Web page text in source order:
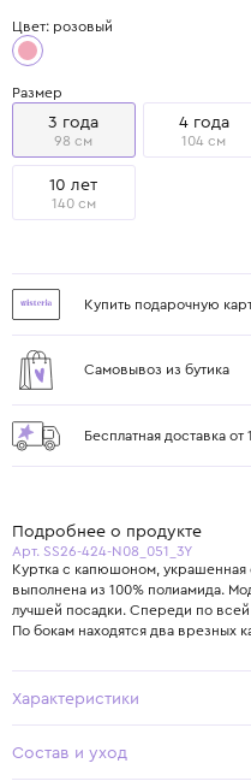
Цвет: розовый
Размер
3 года
98 см
4 года
104 см
10 лет
140 см
Купить подарочную
Самовывоз из бутика
Бесплатная доставка
Подробнее о продукте
Арт. SS26-424-N08_051_3Y
Куртка с капюшоном,
выполнена из 100% полиамида.
лучшей посадки. Спереди по
По бокам находятся два врезных
Характеристики
Состав и уход